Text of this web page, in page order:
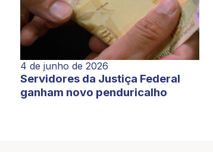
4 de junho de 2026
Servidores da Justiça Federal
ganham novo penduricalho